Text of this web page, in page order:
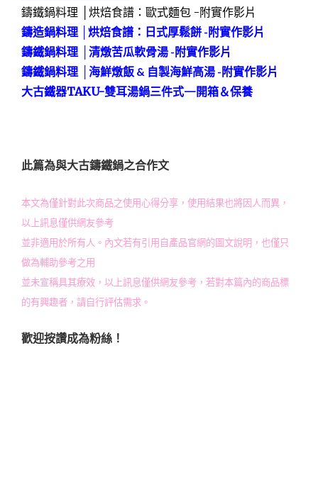
鑄鐵鍋料理 │ 烘焙食譜： 歐式麵包 -附實作影片
鑄造鍋料理 │烘焙食譜：日式厚鬆餅 -附實作影片
鑄鐵鍋料理 │ 清燉苦瓜軟骨湯 -附實作影片
鑄鐵鍋料理 │ 海鮮燉飯 & 自製海鮮高湯 -附實作影片
大古鐵器TAKU-雙耳湯鍋三件式—開箱＆保養
此篇為與大古鑄鐵鍋之合作文
本文為僅針對此次商品之使用心得分享，使用結果也將因人而異，
以上訊息僅供網友參考
並非適用於所有人。內文若有引用自產品官網的圖文說明，也僅只
做為輔助參考之用
並未宣稱具其療效，以上訊息僅供網友參考，若對本篇內的商品標
的有興趣者，請自行評估需求。
歡迎按讚成為粉絲！